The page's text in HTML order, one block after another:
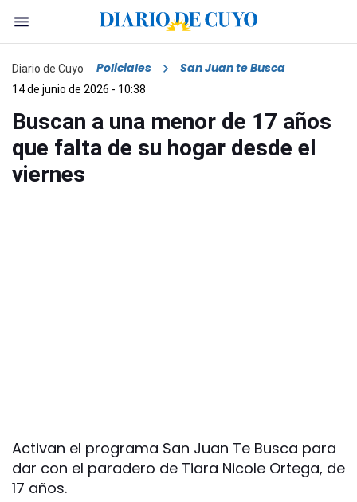
Diario de Cuyo Policiales San Juan te Busca
14 de junio de 2026 - 10:38
Buscan a una menor de 17 años
que falta de su hogar desde el
viernes
Activan el programa San Juan Te Busca para
dar con el paradero de Tiara Nicole Ortega, de
17 años.